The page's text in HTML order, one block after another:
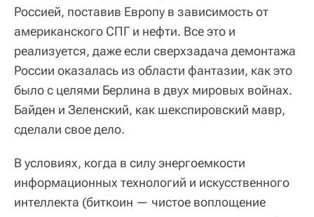
Россией, поставив Европу в зависимость от
американского СПГ и нефти. Все это и
реализуется, даже если сверхзадача демонтажа
России оказалась из области фантазии, как это
было с целями Берлина в двух мировых войнах.
Байден и Зеленский, как шекспировский мавр,
сделали свое дело.
В условиях, когда в силу энергоемкости
информационных технологий и искусственного
интеллекта (биткоин — чистое воплощение